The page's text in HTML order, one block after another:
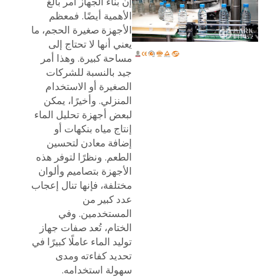
الأهمية أيضًا. فمعظم
الأجهزة صغيرة الحجم، ما
يعني أنها لا تحتاج إلى
مساحة كبيرة. وهذا أمر
جيد بالنسبة للشركات
الصغيرة أو الاستخدام
المنزلي. وأخيرًا، يمكن
لبعض أجهزة تحليل الماء
إنتاج مياه بنكهات أو
إضافة معادن لتحسين
الطعم. ونظرًا لتوفر هذه
الأجهزة بتصاميم وألوان
مختلفة، فإنها تنال إعجاب
عدد كبير من
المستخدمين. وفي
الختام، تُعد صفات جهاز
توليد الماء عاملًا كبيرًا في
تحديد كفاءته ومدى
سهولة استخدامه.